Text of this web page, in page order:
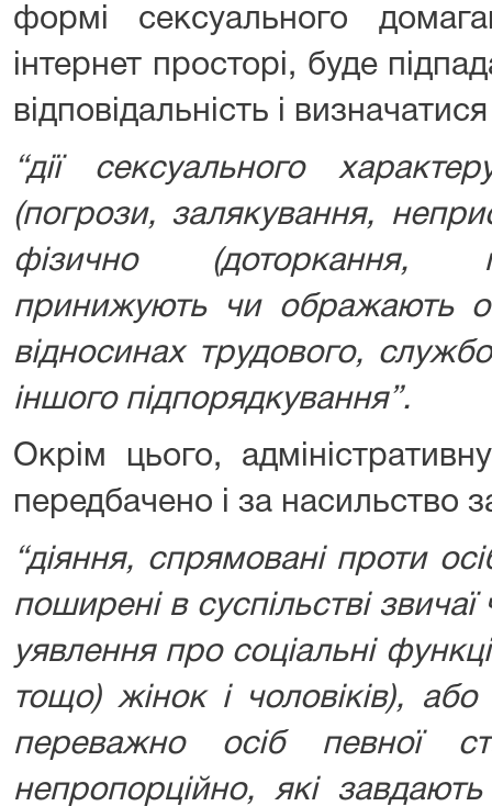
формі сексуального
інтернет просторі, буде
відповідальність і
“дії сексуального
(погрози, залякування,
фізично (доторкання,
принижують чи ображають
відносинах трудового,
іншого підпорядкування”.
Окрім цього,
передбачено і за насильство
“діяння, спрямовані проти
поширені в суспільстві звичаї
уявлення про соціальні
тощо) жінок і чоловіків),
переважно осіб певної
непропорційно, які завдають